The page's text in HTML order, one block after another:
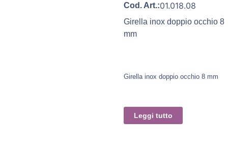
Cod. Art.:01.018.08
Girella inox doppio occhio 8
mm
Girella inox doppio occhio 8 mm
Leggi tutto